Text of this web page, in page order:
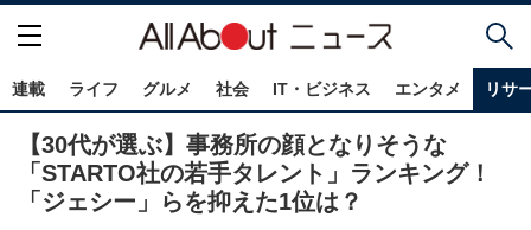
連載 ライフ グルメ 社会 IT・ビジネス エンタメ リサ
【30代が選ぶ】事務所の顔となりそうな
「STARTO社の若手タレント」ランキング！
「ジェシー」らを抑えた1位は？